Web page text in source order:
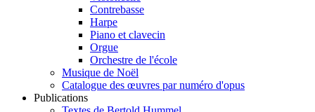
Contrebasse
Harpe
Piano et clavecin
Orgue
Orchestre de l'école
Musique de Noël
Catalogue des œuvres par numéro d'opus
Publications